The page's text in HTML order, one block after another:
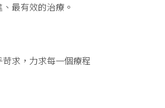
最有效的治療。
求，力求每一個療程